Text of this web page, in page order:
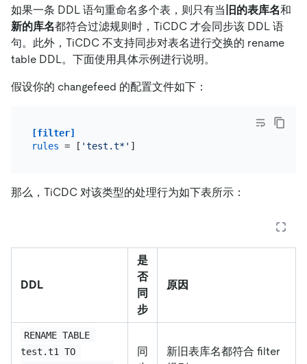
如果一条 DDL 语句重命名多个表，则只有当 旧的表库名和
新的库名都符合过滤规则时，TiCDC 才会同步该 DDL 语
句。此外，TiCDC 不支持同步对表名进行交换的 rename
table DDL。下面使用具体示例进行说明。
假设你的 changefeed 的配置文件如下：
[filter]
rules = [ 'test.t*'
那么，TiCDC 对该类型的处理行为如下表所示：
DDL
是
否
同
步
原因
RENAME TABLE
test.t1 TO
同
新旧表库名都符合 filter